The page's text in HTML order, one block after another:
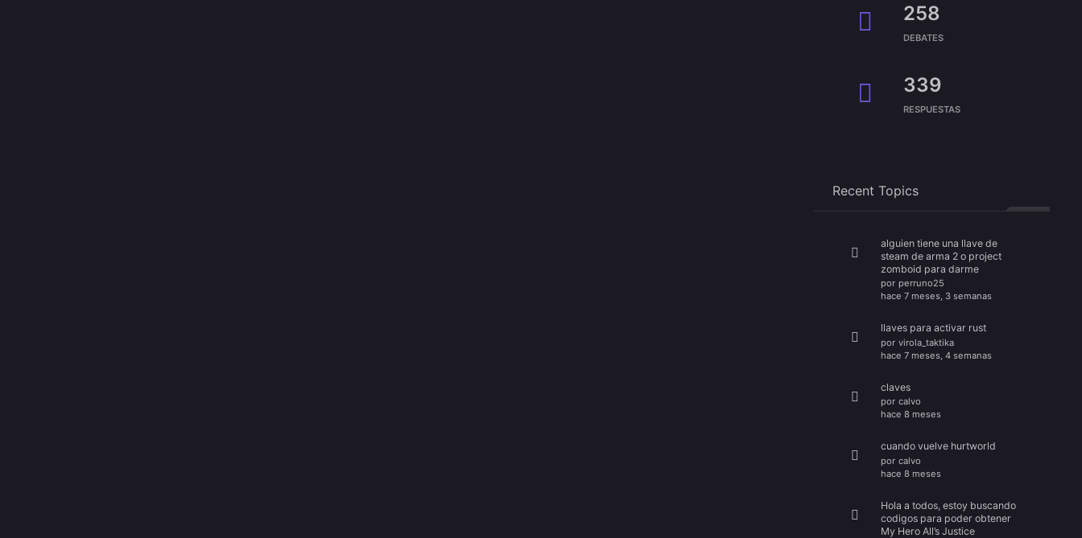
258
DEBATES
339
RESPUESTAS
Recent Topics
alguien tiene una llave de
steam de arma 2 o project
zomboid para darme
por perruno25
hace 7 meses, 3 semanas
llaves para activar rust
por virola_taktika
hace 7 meses, 4 semanas
claves
por calvo
hace 8 meses
cuando vuelve hurtworld
por calvo
hace 8 meses
Hola a todos, estoy buscando
codigos para poder obtener
My Hero All’s Justice